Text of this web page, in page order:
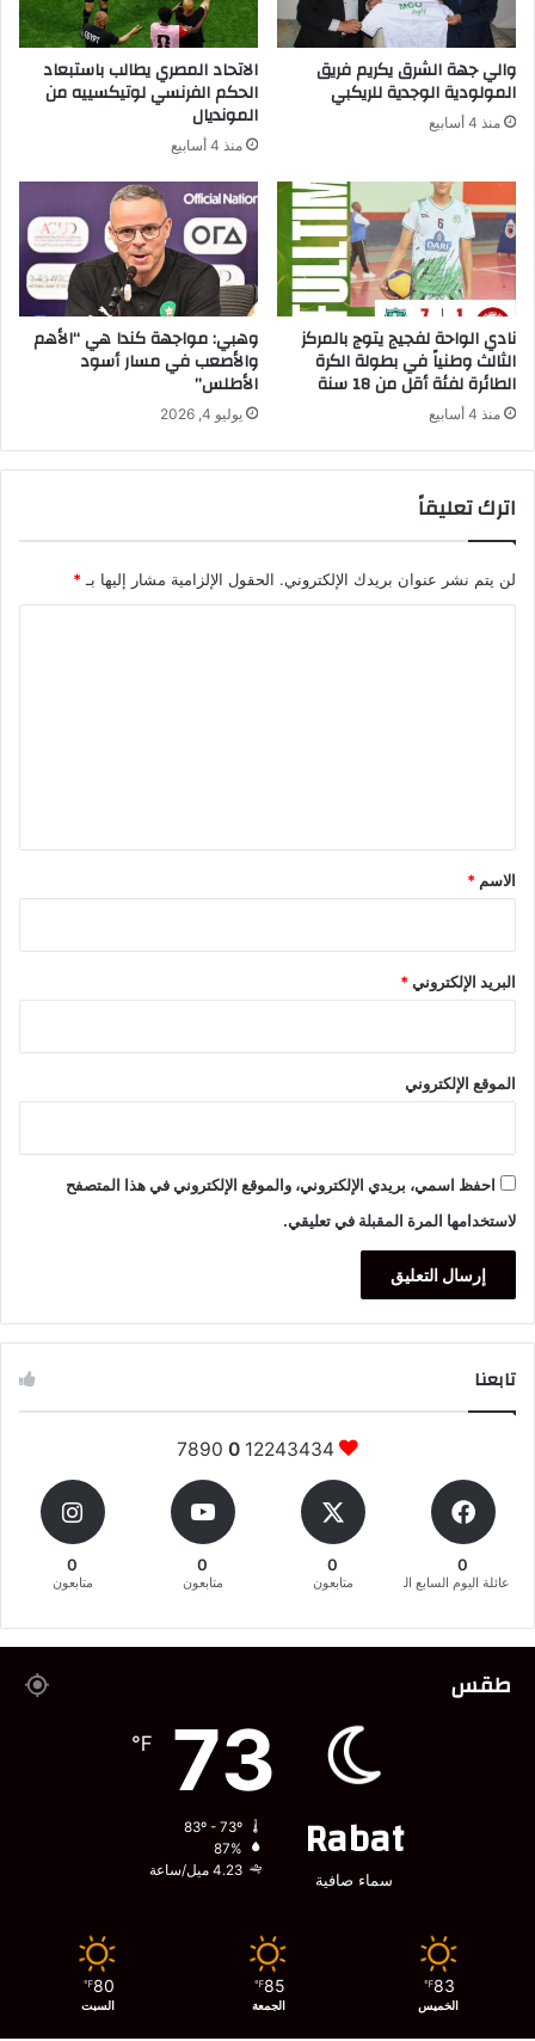
والي جهة الشرق يكريم فريق
المولودية الوجدية للريكبي
منذ 4 أسابيع
الاتحاد المصري يطالب باستبعاد
الحكم الفرنسي لوتيكسييه من
المونديال
منذ 4 أسابيع
نادي الواحة لفجيج يتوج بالمركز
الثالث وطنياً في بطولة الكرة
الطائرة لفئة أقل من 18 سنة
منذ 4 أسابيع
وهبي: مواجهة كندا هي “الأهم
والأصعب في مسار أسود
الأطلس”
يوليو 4, 2026
اترك تعليقاً
لن يتم نشر عنوان بريدك الإلكتروني. الحقول الإلزامية مشار إليها بـ *
*
الاسم *
البريد الإلكتروني*
الموقع الإلكتروني
احفظ اسمي، بريدي الإلكتروني، والموقع الإلكتروني في هذا المتصفح
لاستخدامها المرة المقبلة في تعليقي.
تابعنا
12243434
0
0
عائلة اليوم السابع المغربية
0
متابعون
0
متابعون
0
متابعون
طقس
Rabat
سماء صافية
73
℉
87%
4.23 ميل/ساعة
83
℉
الخميس
85
℉
الجمعة
80
℉
السبت